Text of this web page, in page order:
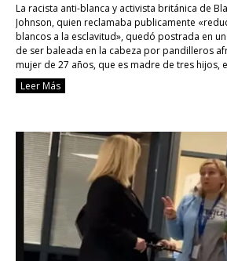
La racista anti-blanca y activista británica de
Johnson, quien reclamaba publicamente
blancos a la esclavitud», quedó postrada en
de ser baleada en la cabeza por pandilleros
mujer de 27 años, que es madre de tres hijos,
crítico …Continue reading
baleada
por
pandilleros
Leer Más